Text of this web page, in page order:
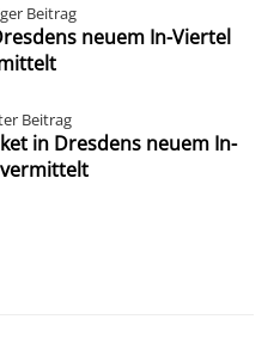
Beitrag
neuem In-Viertel
Beitrag
in Dresdens neuem In-